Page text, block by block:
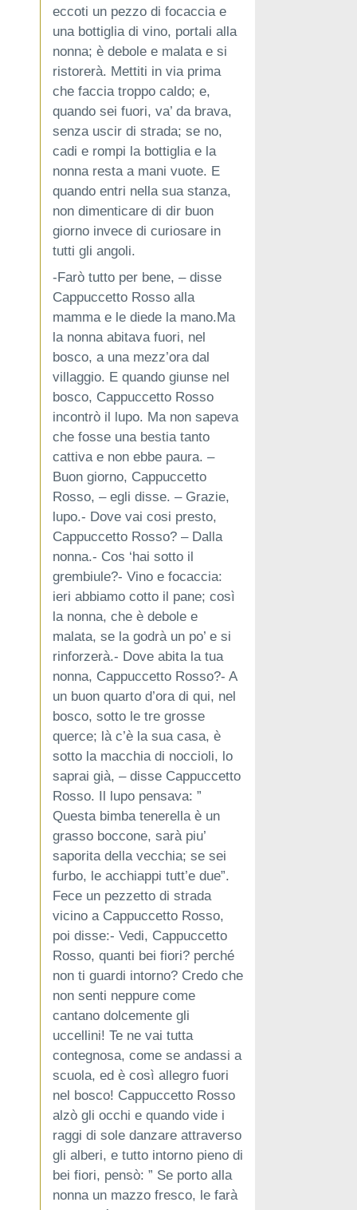
eccoti un pezzo di focaccia e
una bottiglia di vino, portali alla
nonna; è debole e malata e si
ristorerà. Mettiti in via prima
che faccia troppo caldo; e,
quando sei fuori, va’ da brava,
senza uscir di strada; se no,
cadi e rompi la bottiglia e la
nonna resta a mani vuote. E
quando entri nella sua stanza,
non dimenticare di dir buon
giorno invece di curiosare in
tutti gli angoli.
-Farò tutto per bene, – disse
Cappuccetto Rosso alla
mamma e le diede la mano.Ma
la nonna abitava fuori, nel
bosco, a una mezz’ora dal
villaggio. E quando giunse nel
bosco, Cappuccetto Rosso
incontrò il lupo. Ma non sapeva
che fosse una bestia tanto
cattiva e non ebbe paura. –
Buon giorno, Cappuccetto
Rosso, – egli disse. – Grazie,
lupo.- Dove vai cosi presto,
Cappuccetto Rosso? – Dalla
nonna.- Cos ‘hai sotto il
grembiule?- Vino e focaccia:
ieri abbiamo cotto il pane; così
la nonna, che è debole e
malata, se la godrà un po’ e si
rinforzerà.- Dove abita la tua
nonna, Cappuccetto Rosso?- A
un buon quarto d’ora di qui, nel
bosco, sotto le tre grosse
querce; là c’è la sua casa, è
sotto la macchia di noccioli, lo
saprai già, – disse Cappuccetto
Rosso. Il lupo pensava: ”
Questa bimba tenerella è un
grasso boccone, sarà piu’
saporita della vecchia; se sei
furbo, le acchiappi tutt’e due”.
Fece un pezzetto di strada
vicino a Cappuccetto Rosso,
poi disse:- Vedi, Cappuccetto
Rosso, quanti bei fiori? perché
non ti guardi intorno? Credo che
non senti neppure come
cantano dolcemente gli
uccellini! Te ne vai tutta
contegnosa, come se andassi a
scuola, ed è così allegro fuori
nel bosco! Cappuccetto Rosso
alzò gli occhi e quando vide i
raggi di sole danzare attraverso
gli alberi, e tutto intorno pieno di
bei fiori, pensò: ” Se porto alla
nonna un mazzo fresco, le farà